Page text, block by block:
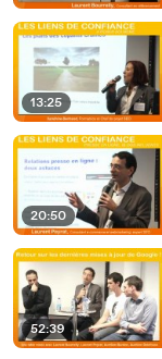
13:25
20:50
52:39